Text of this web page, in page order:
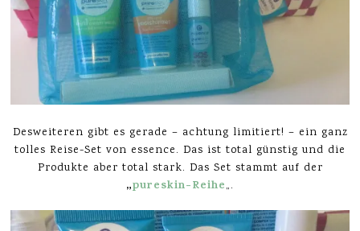
Desweiteren gibt es gerade – achtung limitiert! – ein ganz
tolles Reise-Set von essence. Das ist total günstig und die
Produkte aber total stark. Das Set stammt auf der
„pureskin-Reihe„.